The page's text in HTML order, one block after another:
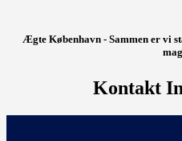
Ægte København - Sammen er vi
Kontakt